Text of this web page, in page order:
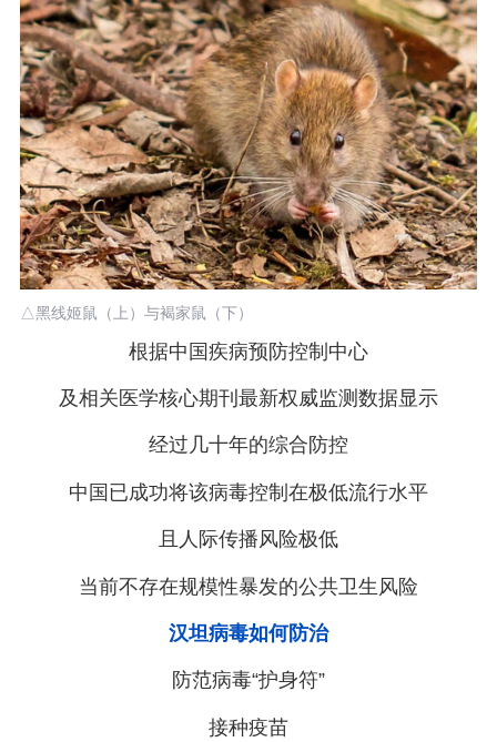
△黑线姬鼠（上）与褐家鼠（下）
根据中国疾病预防控制中心
及相关医学核心期刊最新权威监测数据显示
经过几十年的综合防控
中国已成功将该病毒控制在极低流行水平
且人际传播风险极低
当前不存在规模性暴发的公共卫生风险
汉坦病毒如何防治
防范病毒“护身符”
接种疫苗